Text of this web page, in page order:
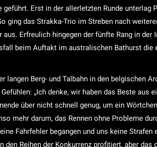
Erst in der allerletzten Runde unterlag
ging das Strakka-Trio im Streben nach
Erfreulich hingegen der fünfte Rang in der
beim Auftakt im australischen Bathurst die
langen Berg- und Talbahn in den belgischen
„Ich denke, wir haben das Beste aus
über nicht schnell genug, um ein
mehr darum, das Rennen ohne Probleme
Fahrfehler begangen und uns keine Strafen
Reihen der Konkurrenz profitiert, aber das